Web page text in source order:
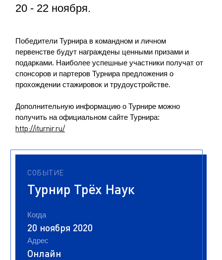
20 - 22 ноября.
Победители Турнира в командном и личном
первенстве будут награждены ценными призами и
подарками. Наиболее успешные участники получат от
спонсоров и партеров Турнира предложения о
прохождении стажировок и трудоустройстве.
Дополнительную информацию о Турнире можно
получить на официальном сайте Турнира:
http://iturnir.ru/
СОБЫТИЕ
Турнир Трёх Наук
Когда
20 ноября 2020
Адрес
Онлайн